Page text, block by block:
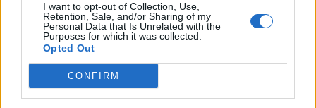
I want to opt-out of Collection, Use,
Retention, Sale, and/or Sharing of my
Personal Data that Is Unrelated with the
Purposes for which it was collected.
Opted Out
CONFIRM
Tags:ΓΕΝΙΚΟ ΚΡΑΤΙΚΟ ΑΘΗΝΩΝ Γ.
ΓΕΝΝΗΜΑΤΑΣ